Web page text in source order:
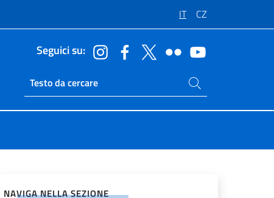
IT CZ
Seguici su:
Ricerca sito live
Cerca nel sito
NAVIGA NELLA SEZIONE